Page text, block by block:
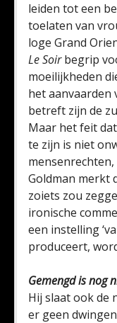
leiden tot een
toelaten van
loge Grand
Le Soirbegrip
moeilijkheden
het aanvaarden
betreft zijn de
Maar het feit
te zijn is niet
Goldman merkt
zoiets zou
ironische
een instelling
produceert,
Gemengd is nog
Hij slaat ook de
er geen